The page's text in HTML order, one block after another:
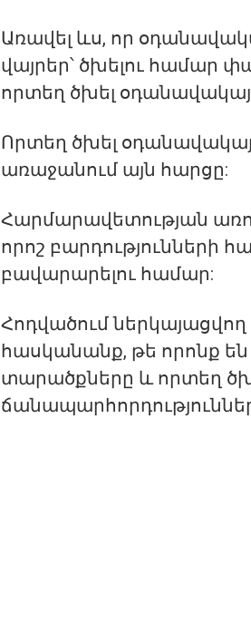
Առավել ևս, որ
վայրեր՝ ծխելու համար
որտեղ ծխել
Որտեղ ծխել
առաջանում այն հարցը:
Հարմարավետության
որոշ բարդությունների
բավարարելու համար:
Հոդվածում ներկայացվող
հասկանանք, թե որոնք
տարածքները և որտեղ